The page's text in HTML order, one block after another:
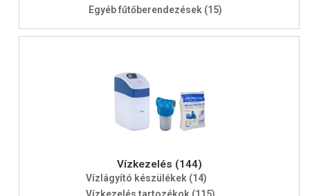
Egyéb fűtőberendezések (15)
Vízkezelés (144)
Vízlágyító készülékek (14)